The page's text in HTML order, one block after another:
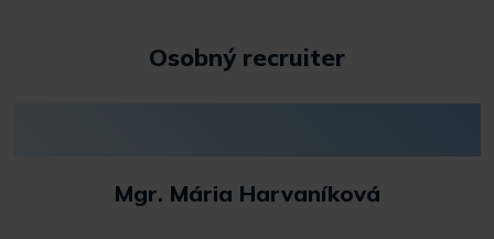
Osobný recruiter
Mgr. Mária Harvaníková